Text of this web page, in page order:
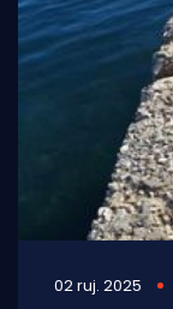
02 ruj. 2025